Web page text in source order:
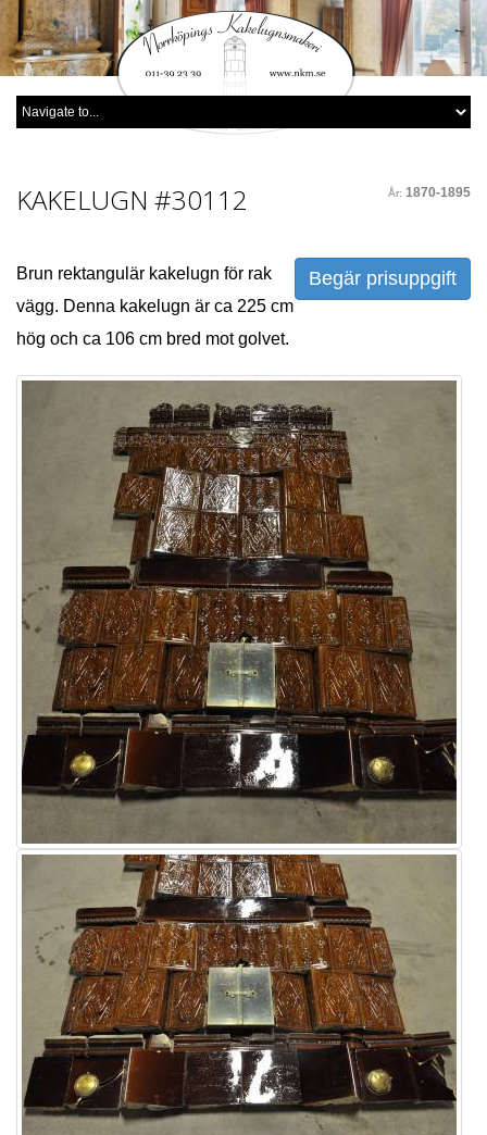
År: 1870-1895
KAKELUGN #30112
Begär prisuppgift
Brun rektangulär kakelugn för rak
vägg. Denna kakelugn är ca 225 cm
hög och ca 106 cm bred mot golvet.